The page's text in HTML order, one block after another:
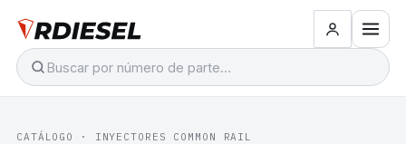
CATÁLOGO · INYECTORES COMMON RAIL